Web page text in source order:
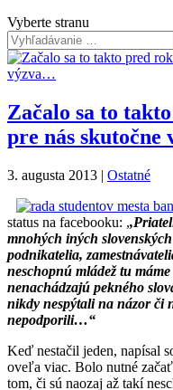
Vyberte stranu
Začalo sa to
pre nás
3. augusta 2013 | Ostatné
status na facebooku: ,
mnohých iných
podnikatelia,
neschopnú mládež tu
nenachádzajú pekného
nikdy nespýtali na názor či
nepodporili…“
Keď nestačil jeden, napísal
oveľa viac. Bolo nutné
tom, či sú naozaj až takí